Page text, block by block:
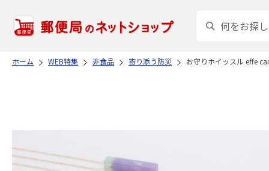
ホーム WEB特集 非食品 寄り添う防災 お守りホイッスル effe